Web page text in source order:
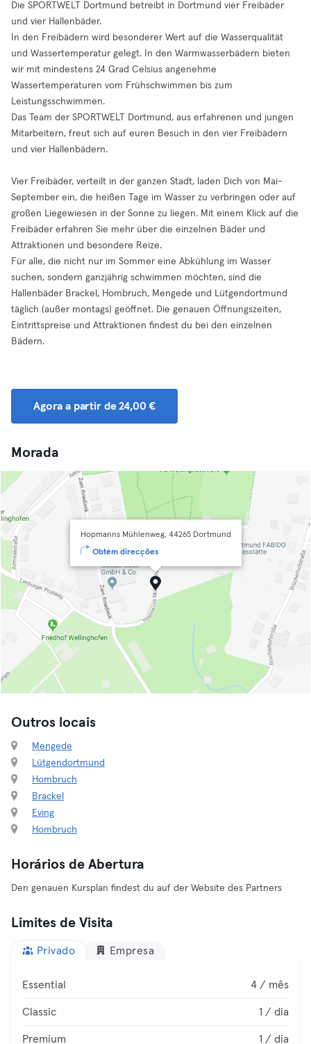
Die SPORTWELT Dortmund betreibt in Dortmund vier Freibäder
und vier Hallenbäder.
In den Freibädern wird besonderer Wert auf die Wasserqualität
und Wassertemperatur gelegt. In den Warmwasserbädern bieten
wir mit mindestens 24 Grad Celsius angenehme
Wassertemperaturen vom Frühschwimmen bis zum
Leistungsschwimmen.
Das Team der SPORTWELT Dortmund, aus erfahrenen und jungen
Mitarbeitern, freut sich auf euren Besuch in den vier Freibädern
und vier Hallenbädern.
Vier Freibäder, verteilt in der ganzen Stadt, laden Dich von Mai-
September ein, die heißen Tage im Wasser zu verbringen oder auf
großen Liegewiesen in der Sonne zu liegen. Mit einem Klick auf die
Freibäder erfahren Sie mehr über die einzelnen Bäder und
Attraktionen und besondere Reize.
Für alle, die nicht nur im Sommer eine Abkühlung im Wasser
suchen, sondern ganzjährig schwimmen möchten, sind die
Hallenbäder Brackel, Hombruch, Mengede und Lütgendortmund
täglich (außer montags) geöffnet. Die genauen Öffnungszeiten,
Eintrittspreise und Attraktionen findest du bei den einzelnen
Bädern.
Agora a partir de 24,00 €
Morada
Hopmanns Mühlenweg, 44265 Dortmund
Obtém direcções
Outros locais
Mengede
Lütgendortmund
Hombruch
Brackel
Eving
Hombruch
Horários de Abertura
Den genauen Kursplan findest du auf der Website des Partners
Limites de Visita
Privado Empresa
Essential 4 / mês
Classic 1 / dia
Premium 1 / dia